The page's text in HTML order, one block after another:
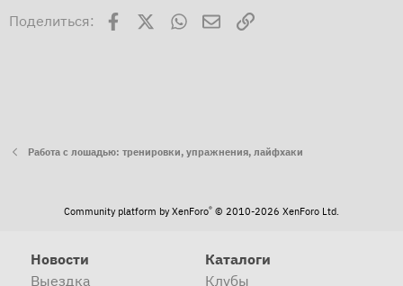
и
Поделиться: Facebook WhatsAppЭлектронная почта
Ссылка
Работа с лошадью: тренировки, упражнения, лайфхаки
Community platform by XenForo® © 2010-2026 XenForo Ltd.
Новости
Выездка
Каталоги
Клубы